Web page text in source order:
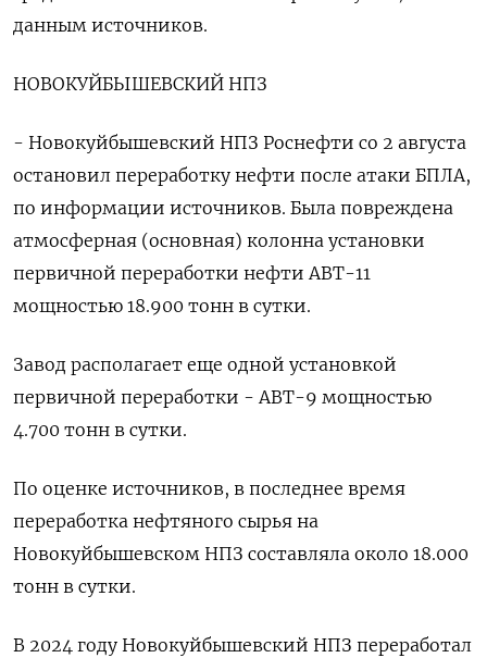
данным источников.
НОВОКУЙБЫШЕВСКИЙ НПЗ
- Новокуйбышевский НПЗ Роснефти со 2 августа
остановил переработку нефти после атаки БПЛА,
по информации источников. Была повреждена
атмосферная (основная) колонна установки
первичной переработки нефти АВТ-11
мощностью 18.900 тонн в сутки.
Завод располагает еще одной установкой
первичной переработки - АВТ-9 мощностью
4.700 тонн в сутки.
По оценке источников, в последнее время
переработка нефтяного сырья на
Новокуйбышевском НПЗ составляла около 18.000
тонн в сутки.
В 2024 году Новокуйбышевский НПЗ переработал